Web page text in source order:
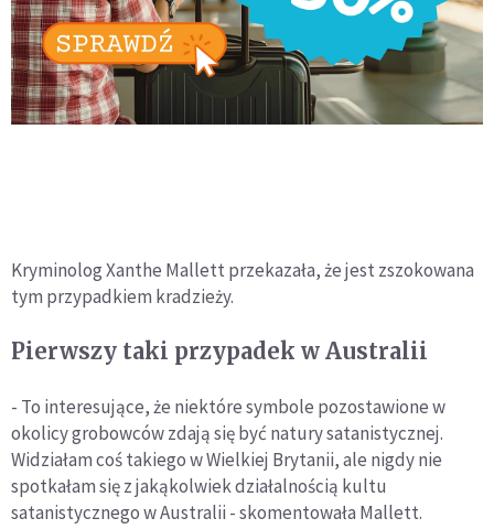
Kryminolog Xanthe Mallett przekazała, że jest zszokowana
tym przypadkiem kradzieży.
Pierwszy taki przypadek w Australii
- To interesujące, że niektóre symbole pozostawione w
okolicy grobowców zdają się być natury satanistycznej.
Widziałam coś takiego w Wielkiej Brytanii, ale nigdy nie
spotkałam się z jakąkolwiek działalnością kultu
satanistycznego w Australii - skomentowała Mallett.